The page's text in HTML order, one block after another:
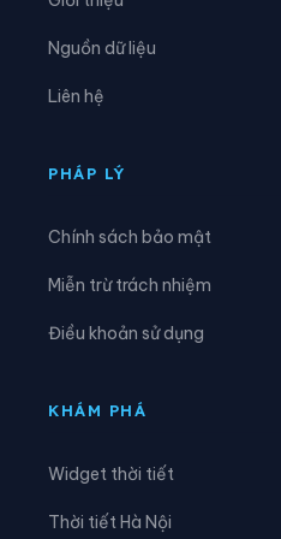
Xã La Hiên
Xã Phú Bình
Nguồn dữ liệu
Liên hệ
PHÁP LÝ
Chính sách bảo mật
Miễn trừ trách nhiệm
Điều khoản sử dụng
KHÁM PHÁ
Widget thời tiết
Thời tiết Hà Nội